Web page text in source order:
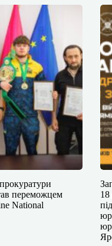
переможцем
National
18